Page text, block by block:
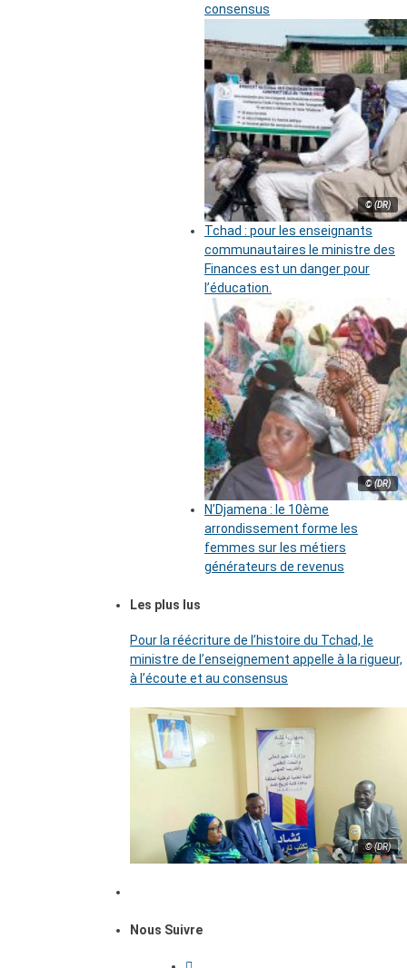
consensus
© (DR)
Tchad : pour les enseignants
communautaires le ministre des
Finances est un danger pour
l’éducation.
© (DR)
N’Djamena : le 10ème
arrondissement forme les
femmes sur les métiers
générateurs de revenus
Les plus lus
Pour la réécriture de l’histoire du Tchad, le
ministre de l’enseignement appelle à la rigueur,
à l’écoute et au consensus
© (DR)
Nous Suivre